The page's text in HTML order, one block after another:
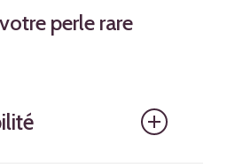
perle rare